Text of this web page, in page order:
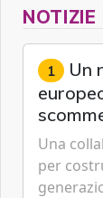
NOTIZIE
1 Un
Una
per